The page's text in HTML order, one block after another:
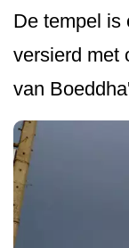
De tempel is
versierd met
van